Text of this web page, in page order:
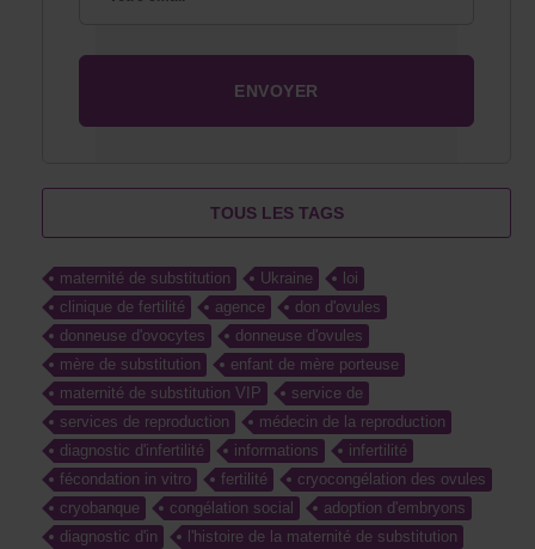
TOUS LES TAGS
maternité de substitution Ukraine
loi
clinique de fertilité
agence
don d'ovules
donneuse d'ovocytes
donneuse d'ovules
mère de substitution
enfant de mère porteuse
maternité de substitution VIP
service de
services de reproduction
médecin de la reproduction
diagnostic d'infertilité
informations
infertilité
fécondation in vitro
fertilité
cryocongélation des ovules
cryobanque
congélation social
adoption d'embryons
diagnostic d'in
l'histoire de la maternité de substitution